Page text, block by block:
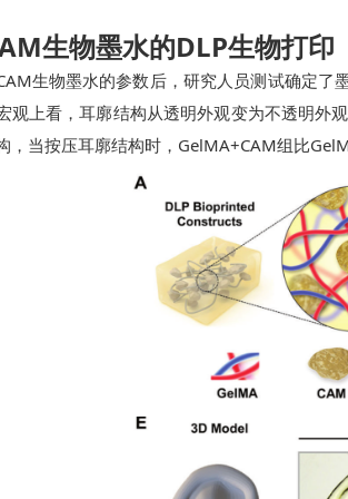
生物墨水的DLP生物打印
生物墨水的参数后，研究人员测试确定
观上看，耳廓结构从透明外观变为不透明外
，当按压耳廓结构时，GelMA+CAM组比